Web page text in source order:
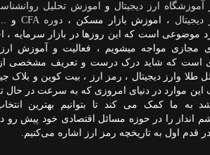
آموزشگاه ارز دیجیتال و اموزش تحلیل
، اموزش بازار مسکن ، دورهCFA و
موضوعی است که این روزها در بازار سرمایه ،
مجازی مواجه میشویم ، فعالیت و آموزش
ای است که شاید درک درست و تعریف مشخصی
طلا وارز دیجیتال ، رمز ارز ، بیت کوین و بلاک
این موارد در دنیای امروزی که به سرعت در حال
به ما کمک می کند تا بتوانیم بهترین
انداز را در حوزه مسائل اقتصادی خود پیش رو
قدم اول به تاریخچه رمز ارز اشاره می‌کنیم.